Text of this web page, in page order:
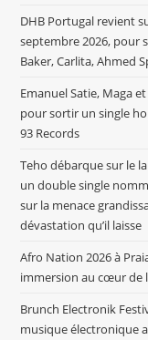
DHB Portugal revient
septembre 2026, pour
Baker, Carlita, Ahmed
Emanuel Satie, Maga
pour sortir un single
93 Records
Teho débarque sur le
un double single
sur la menace
dévastation qu’il laisse
Afro Nation 2026 à
immersion au cœur de
Brunch Electronik
musique électronique